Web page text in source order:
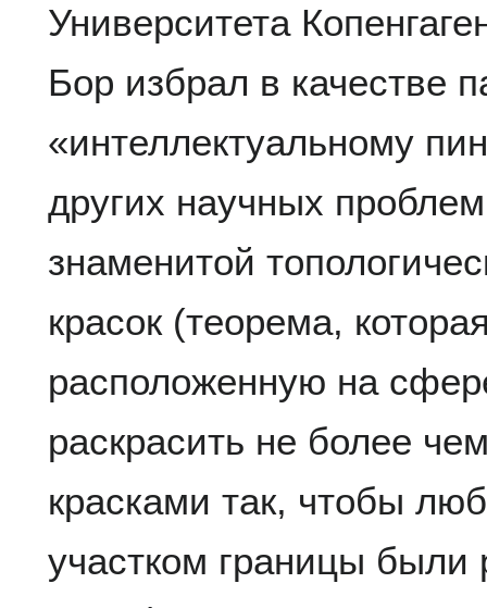
Университета
Бор избрал в качестве
«интеллектуальному
других научных
знаменитой
красок (теорема,
расположенную на
раскрасить не более
красками так, чтобы
участком границы